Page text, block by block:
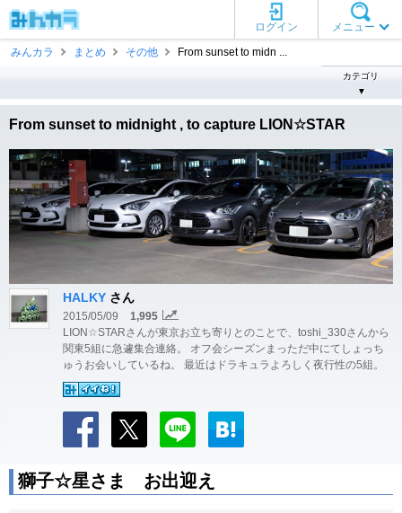
メニュー
ログイン
みんカラ
まとめ その他 From sunset to midn ...
カテゴリ
▼
From sunset to midnight , to capture LION☆STAR
HALKY さん
2015/05/09
1,995
LION☆STARさんが東京お立ち寄りとのことで、toshi_330さんから
関東5組に急遽集合連絡。 オフ会シーズンまっただ中にてしょっち
ゅうお会いしているね。 最近はドラキュラよろしく夜行性の5組。
獅子☆星さま お出迎え